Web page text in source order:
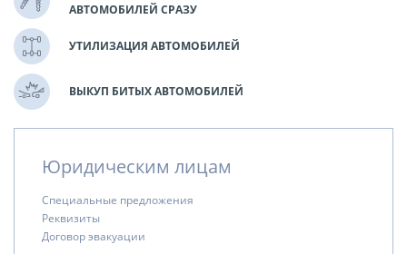
АВТОМОБИЛЕЙ СРАЗУ
УТИЛИЗАЦИЯ АВТОМОБИЛЕЙ
ВЫКУП БИТЫХ АВТОМОБИЛЕЙ
Юридическим лицам
Специальные предложения
Реквизиты
Договор эвакуации